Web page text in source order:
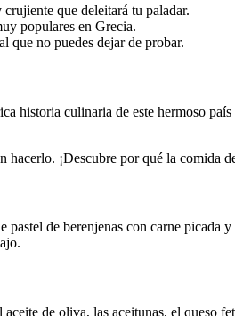
que deleitará tu paladar.
populares en Grecia.
que no puedes dejar de probar.
historia culinaria de este hermoso
¡Descubre por qué la comida
de berenjenas con carne picada
de oliva, las aceitunas, el queso